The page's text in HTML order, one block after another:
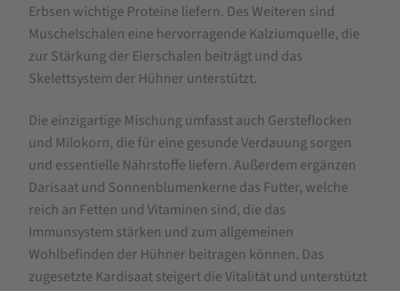
Erbsen wichtige Proteine ​​liefern. Des Weiteren sind
Muschelschalen eine hervorragende Kalziumquelle, die
zur Stärkung der Eierschalen beiträgt und das
Skelettsystem der Hühner unterstützt.
Die einzigartige Mischung umfasst auch Gersteflocken
und Milokorn, die für eine gesunde Verdauung sorgen
und essentielle Nährstoffe liefern. Außerdem ergänzen
Darisaat und Sonnenblumenkerne das Futter, welche
reich an Fetten und Vitaminen sind, die das
Immunsystem stärken und zum allgemeinen
Wohlbefinden der Hühner beitragen können. Das
zugesetzte Kardisaat steigert die Vitalität und unterstützt